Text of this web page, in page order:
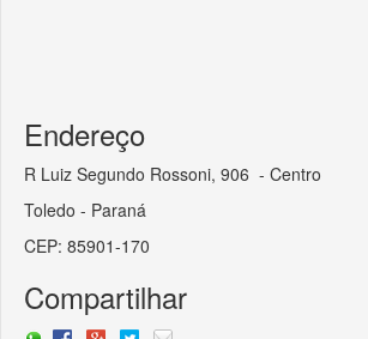
Endereço
R Luiz Segundo Rossoni, 906 - Centro
Toledo - Paraná
CEP: 85901-170
Compartilhar